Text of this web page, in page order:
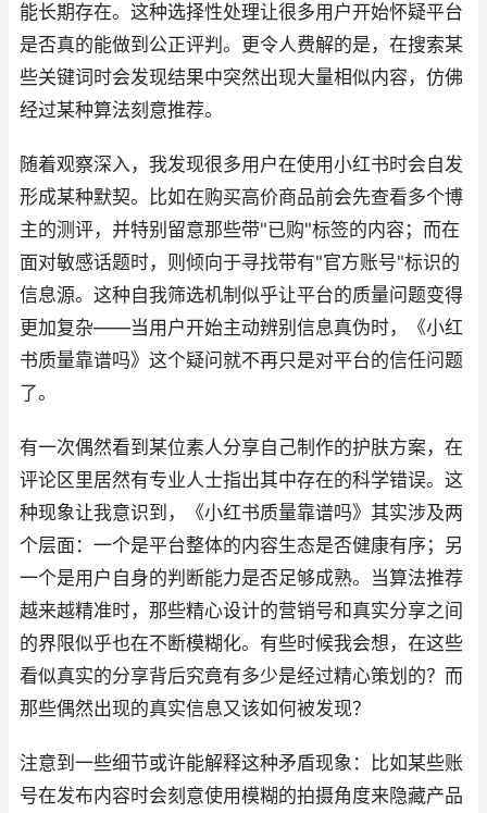
能长期存在。这种选择性处理让很多用户开始怀疑平台
是否真的能做到公正评判。更令人费解的是，在搜索某
些关键词时会发现结果中突然出现大量相似内容，仿佛
经过某种算法刻意推荐。
随着观察深入，我发现很多用户在使用小红书时会自发
形成某种默契。比如在购买高价商品前会先查看多个博
主的测评，并特别留意那些带"已购"标签的内容；而在
面对敏感话题时，则倾向于寻找带有"官方账号"标识的
信息源。这种自我筛选机制似乎让平台的质量问题变得
更加复杂——当用户开始主动辨别信息真伪时，《小红
书质量靠谱吗》这个疑问就不再只是对平台的信任问题
了。
有一次偶然看到某位素人分享自己制作的护肤方案，在
评论区里居然有专业人士指出其中存在的科学错误。这
种现象让我意识到，《小红书质量靠谱吗》其实涉及两
个层面：一个是平台整体的内容生态是否健康有序；另
一个是用户自身的判断能力是否足够成熟。当算法推荐
越来越精准时，那些精心设计的营销号和真实分享之间
的界限似乎也在不断模糊化。有些时候我会想，在这些
看似真实的分享背后究竟有多少是经过精心策划的？而
那些偶然出现的真实信息又该如何被发现？
注意到一些细节或许能解释这种矛盾现象：比如某些账
号在发布内容时会刻意使用模糊的拍摄角度来隐藏产品